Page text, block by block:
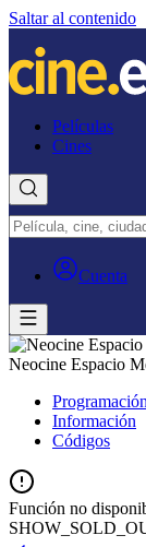
Saltar al contenido
Películas
Cines
Cuenta
Neocine Espacio
Programación
Información
Códigos
Función no